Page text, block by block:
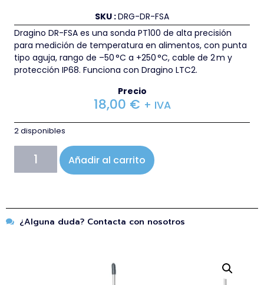
SKU :DRG-DR-FSA
Dragino DR-FSA es una sonda PT100 de alta precisión
para medición de temperatura en alimentos, con punta
tipo aguja, rango de –50 °C a +250 °C, cable de 2 m y
protección IP68. Funciona con Dragino LTC2.
Precio
18,00 € + IVA
2 disponibles
Añadir al carrito
¿Alguna duda? Contacta con nosotros